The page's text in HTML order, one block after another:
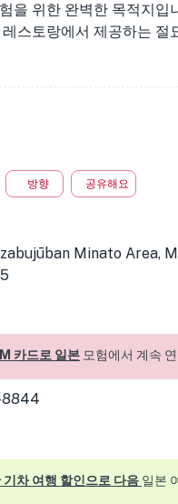
을 위한 완벽한 목적지입
스토랑에서 제공하는 절
방향 공유해요
Minato Area,
카드로 일본 모험에서 계속
8844
기차 여행 할인으로 다음 일본